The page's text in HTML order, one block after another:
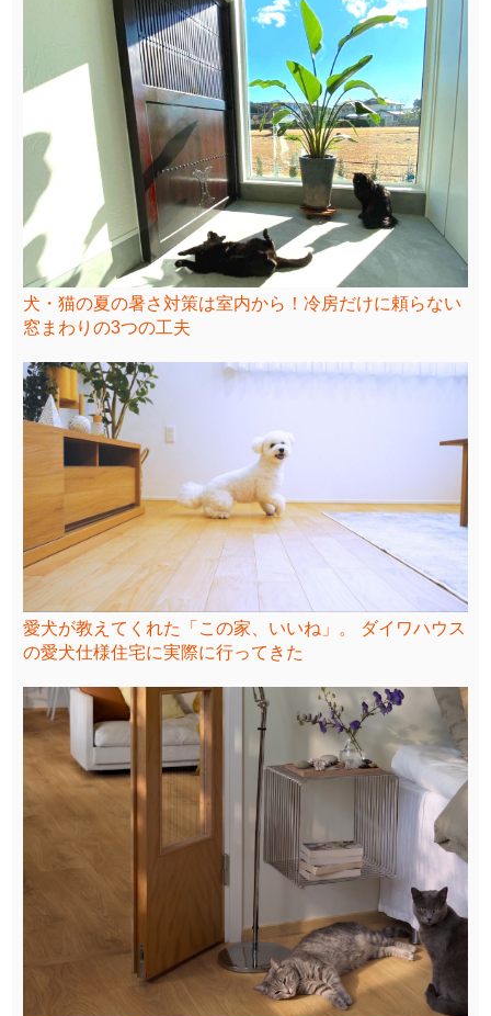
犬・猫の夏の暑さ対策は室内から！冷房だけに頼らない
窓まわりの3つの工夫
愛犬が教えてくれた「この家、いいね」。 ダイワハウス
の愛犬仕様住宅に実際に行ってきた